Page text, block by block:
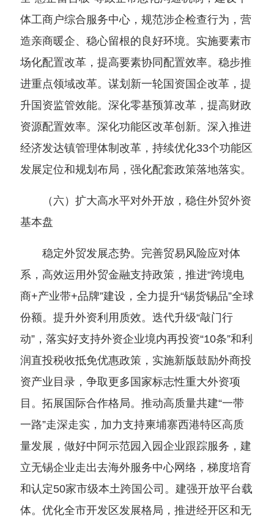
体工商户综合服务中心，规范涉企检查行为，营
造亲商暖企、稳心留根的良好环境。实施要素市
场化配置改革，提高要素协同配置效率。稳步推
进重点领域改革。谋划新一轮国资国企改革，提
升国资监管效能。深化零基预算改革，提高财政
资源配置效率。深化功能区改革创新。深入推进
经济发达镇管理体制改革，持续优化33个功能区
发展定位和规划布局，强化配套政策落地落实。
（六）扩大高水平对外开放，稳住外贸外资
基本盘
稳定外贸发展态势。完善贸易风险应对体
系，高效运用外贸金融支持政策，推进“跨境电
商+产业带+品牌”建设，全力提升“锡货锡品”全球
份额。提升外资利用质效。迭代升级“敲门行
动”，落实好支持外资企业境内再投资“10条”和利
润直投税收抵免优惠政策，实施新版鼓励外商投
资产业目录，争取更多国家标志性重大外资项
目。拓展国际合作格局。推动高质量共建“一带
一路”走深走实，加力支持柬埔寨西港特区高质
量发展，做好中阿示范园入园企业跟踪服务，建
立无锡企业走出去海外服务中心网络，梯度培育
和认定50家市级本土跨国公司。建强开放平台载
体。优化全市开发区发展格局，推进经开区和无